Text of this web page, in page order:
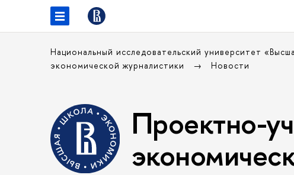
Национальный исследовательский университет
экономической журналистики
Новости
Проектно-